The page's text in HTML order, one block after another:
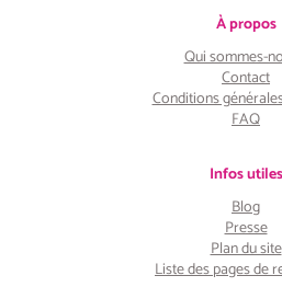
À propos
Qui sommes-
Contact
Conditions
FAQ
Infos utiles
Blog
Presse
Plan du site
Liste des pages de